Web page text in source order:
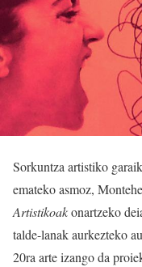
Sorkuntza artistiko
emateko asmoz,
Artistikoakonartzeko
talde-lanak aurkezteko
20ra arte izango da